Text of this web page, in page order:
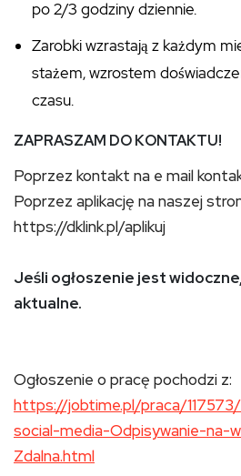
po 2/3 godziny dziennie.
Zarobki wzrastają z każdym
stażem, wzrostem
czasu.
ZAPRASZAM DO KONTAKTU!
Poprzez kontakt na e mail
Poprzez aplikację na naszej
https://dklink.pl/aplikuj
Jeśli ogłoszenie jest
aktualne.
Ogłoszenie o pracę pochodzi z:
https://jobtime.pl/praca/
social-media-Odpisywanie-na-
Zdalna.html